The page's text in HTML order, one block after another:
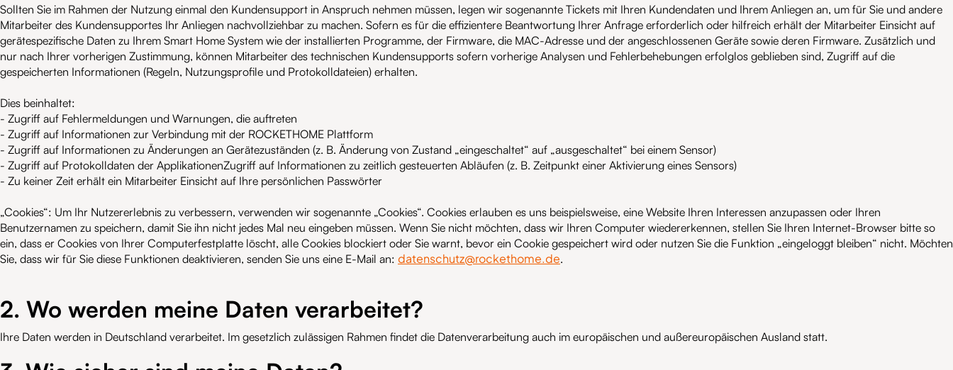
Sollten Sie im Rahmen der Nutzung einmal den Kundensupport in Anspruch nehmen müssen, legen wir sogenannte Tickets mit Ihren Kundendaten und Ihrem Anliegen an, um für Sie und andere
Mitarbeiter des Kundensupportes Ihr Anliegen nachvollziehbar zu machen. Sofern es für die effizientere Beantwortung Ihrer Anfrage erforderlich oder hilfreich erhält der Mitarbeiter Einsicht auf
gerätespezifische Daten zu Ihrem Smart Home System wie der installierten Programme, der Firmware, die MAC-Adresse und der angeschlossenen Geräte sowie deren Firmware. Zusätzlich und
nur nach Ihrer vorherigen Zustimmung, können Mitarbeiter des technischen Kundensupports sofern vorherige Analysen und Fehlerbehebungen erfolglos geblieben sind, Zugriff auf die
gespeicherten Informationen (Regeln, Nutzungsprofile und Protokolldateien) erhalten.
Dies beinhaltet:
- Zugriff auf Fehlermeldungen und Warnungen, die auftreten
- Zugriff auf Informationen zur Verbindung mit der ROCKETHOME Plattform
- Zugriff auf Informationen zu Änderungen an Gerätezuständen (z. B. Änderung von Zustand „eingeschaltet“ auf „ausgeschaltet“ bei einem Sensor)
- Zugriff auf Protokolldaten der ApplikationenZugriff auf Informationen zu zeitlich gesteuerten Abläufen (z. B. Zeitpunkt einer Aktivierung eines Sensors)
- Zu keiner Zeit erhält ein Mitarbeiter Einsicht auf Ihre persönlichen Passwörter
„Cookies“: Um Ihr Nutzererlebnis zu verbessern, verwenden wir sogenannte „Cookies“. Cookies erlauben es uns beispielsweise, eine Website Ihren Interessen anzupassen oder Ihren
Benutzernamen zu speichern, damit Sie ihn nicht jedes Mal neu eingeben müssen. Wenn Sie nicht möchten, dass wir Ihren Computer wiedererkennen, stellen Sie Ihren Internet-Browser bitte so
ein, dass er Cookies von Ihrer Computerfestplatte löscht, alle Cookies blockiert oder Sie warnt, bevor ein Cookie gespeichert wird oder nutzen Sie die Funktion „eingeloggt bleiben“ nicht. Möchten
Sie, dass wir für Sie diese Funktionen deaktivieren, senden Sie uns eine E-Mail an: datenschutz@rockethome.de.
2. Wo werden meine Daten verarbeitet?
Ihre Daten werden in Deutschland verarbeitet. Im gesetzlich zulässigen Rahmen findet die Datenverarbeitung auch im europäischen und außereuropäischen Ausland statt.